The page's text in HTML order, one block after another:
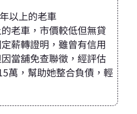
以上的老車
老車，市價較低但無貸
薪轉證明， 雖曾有信用
當舖免查聯徵，經評估
萬，幫助她整合負債，輕